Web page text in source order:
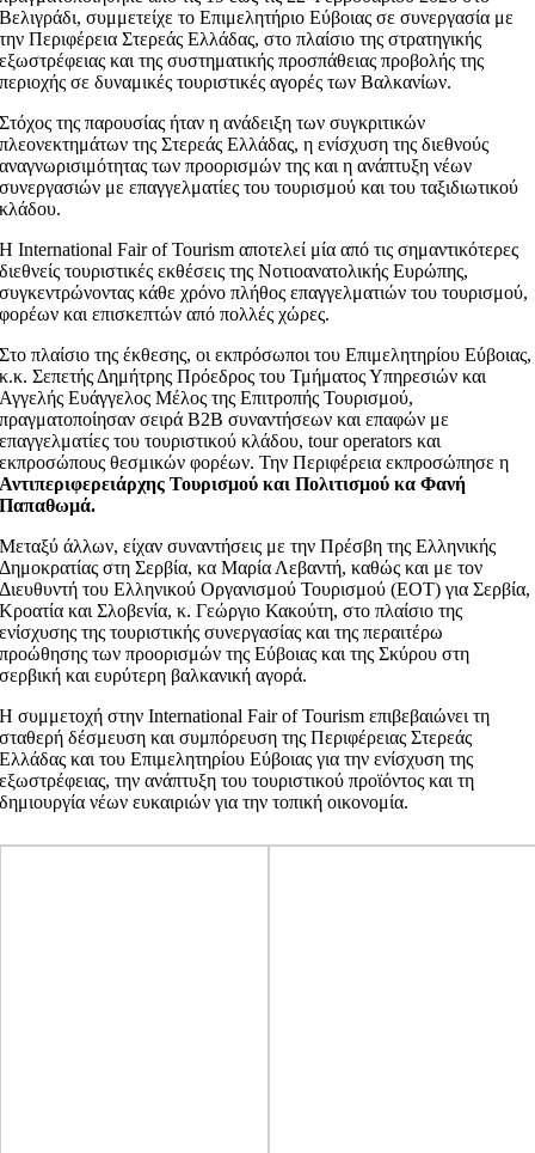
Βελιγράδι, συμμετείχε το Επιμελητήριο Εύβοιας σε συνεργασία με
την Περιφέρεια Στερεάς Ελλάδας, στο πλαίσιο της στρατηγικής
εξωστρέφειας και της συστηματικής προσπάθειας προβολής της
περιοχής σε δυναμικές τουριστικές αγορές των Βαλκανίων.
Στόχος της παρουσίας ήταν η ανάδειξη των συγκριτικών
πλεονεκτημάτων της Στερεάς Ελλάδας, η ενίσχυση της διεθνούς
αναγνωρισιμότητας των προορισμών της και η ανάπτυξη νέων
συνεργασιών με επαγγελματίες του τουρισμού και του ταξιδιωτικού
κλάδου.
Η International Fair of Tourism αποτελεί μία από τις σημαντικότερες
διεθνείς τουριστικές εκθέσεις της Νοτιοανατολικής Ευρώπης,
συγκεντρώνοντας κάθε χρόνο πλήθος επαγγελματιών του τουρισμού,
φορέων και επισκεπτών από πολλές χώρες.
Στο πλαίσιο της έκθεσης, οι εκπρόσωποι του Επιμελητηρίου Εύβοιας,
κ.κ. Σεπετής Δημήτρης Πρόεδρος του Τμήματος Υπηρεσιών και
Αγγελής Ευάγγελος Μέλος της Επιτροπής Τουρισμού,
πραγματοποίησαν σειρά B2B συναντήσεων και επαφών με
επαγγελματίες του τουριστικού κλάδου, tour operators και
εκπροσώπους θεσμικών φορέων. Την Περιφέρεια εκπροσώπησε η
Αντιπεριφερειάρχης Τουρισμού και Πολιτισμού κα Φανή
Παπαθωμά.
Μεταξύ άλλων, είχαν συναντήσεις με την Πρέσβη της Ελληνικής
Δημοκρατίας στη Σερβία, κα Μαρία Λεβαντή, καθώς και με τον
Διευθυντή του Ελληνικού Οργανισμού Τουρισμού (ΕΟΤ) για Σερβία,
Κροατία και Σλοβενία, κ. Γεώργιο Κακούτη, στο πλαίσιο της
ενίσχυσης της τουριστικής συνεργασίας και της περαιτέρω
προώθησης των προορισμών της Εύβοιας και της Σκύρου στη
σερβική και ευρύτερη βαλκανική αγορά.
Η συμμετοχή στην International Fair of Tourism επιβεβαιώνει τη
σταθερή δέσμευση και συμπόρευση της Περιφέρειας Στερεάς
Ελλάδας και του Επιμελητηρίου Εύβοιας για την ενίσχυση της
εξωστρέφειας, την ανάπτυξη του τουριστικού προϊόντος και τη
δημιουργία νέων ευκαιριών για την τοπική οικονομία.